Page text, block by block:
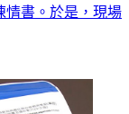
情書。於是，現場